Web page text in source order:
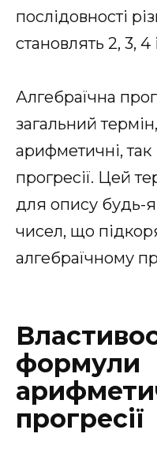
послідовності
становлять 2, 3, 4
Алгебраїчна
загальний
арифметичні, так
прогресії. Цей
для опису будь-
чисел, що
алгебраїчному
формули
прогресії